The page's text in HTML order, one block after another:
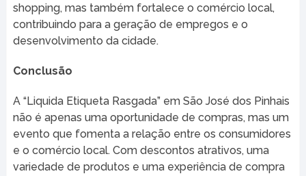
shopping, mas também fortalece o comércio local,
contribuindo para a geração de empregos e o
desenvolvimento da cidade.
Conclusão
A “Liquida Etiqueta Rasgada” em São José dos Pinhais
não é apenas uma oportunidade de compras, mas um
evento que fomenta a relação entre os consumidores
e o comércio local. Com descontos atrativos, uma
variedade de produtos e uma experiência de compra